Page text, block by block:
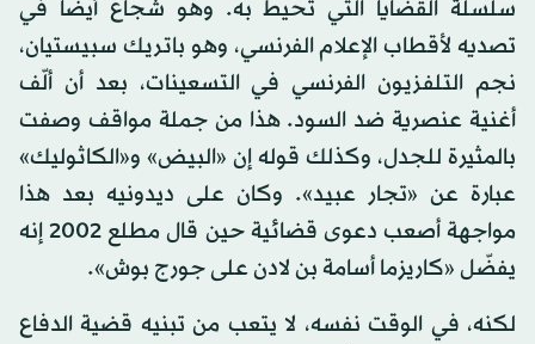
سلسلة القضايا التي تحيط به. وهو شجاع أيضا في
تصديه لأقطاب الإعلام الفرنسي، وهو باتريك سبيستيان،
نجم التلفزيون الفرنسي في التسعينات، بعد أن ألّف
أغنية عنصرية ضد السود. هذا من جملة مواقف وصفت
بالمثيرة للجدل، وكذلك قوله إن «البيض» و«الكاثوليك»
عبارة عن «تجار عبيد». وكان على ديدونيه بعد هذا
مواجهة أصعب دعوى قضائية حين قال مطلع 2002 إنه
يفضّل «كاريزما أسامة بن لادن على جورج بوش».
لكنه، في الوقت نفسه، لا يتعب من تبنيه قضية الدفاع